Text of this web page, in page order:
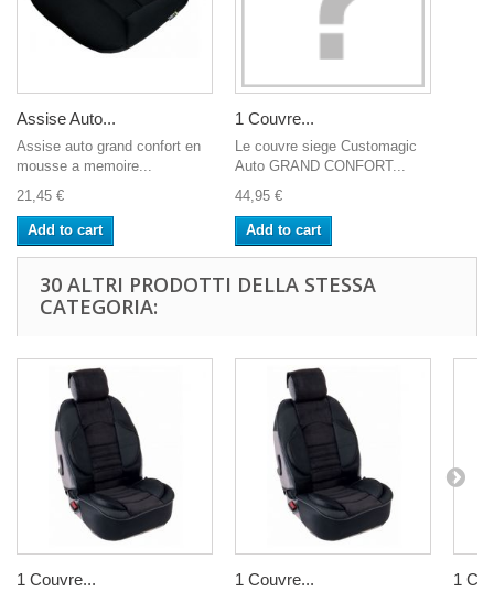
Assise Auto...
Assise auto grand confort en
mousse a memoire...
21,45 €
Add to cart
1 Couvre...
Le couvre siege Customagic
Auto GRAND CONFORT...
44,95 €
Add to cart
30 ALTRI PRODOTTI DELLA STESSA
CATEGORIA:
1 Couvre... 1 Couvre... 1